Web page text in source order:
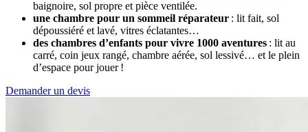
baignoire, sol propre et pièce ventilée.
une chambre pour un sommeil réparateur : lit fait, sol
dépoussiéré et lavé, vitres éclatantes…
des chambres d’enfants pour vivre 1000 aventures : lit au
carré, coin jeux rangé, chambre aérée, sol lessivé… et le plein
d’espace pour jouer !
Demander un devis